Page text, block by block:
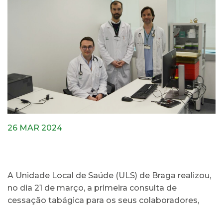
26 MAR 2024
A Unidade Local de Saúde (ULS) de Braga realizou,
no dia 21 de março, a primeira consulta de
cessação tabágica para os seus colaboradores,